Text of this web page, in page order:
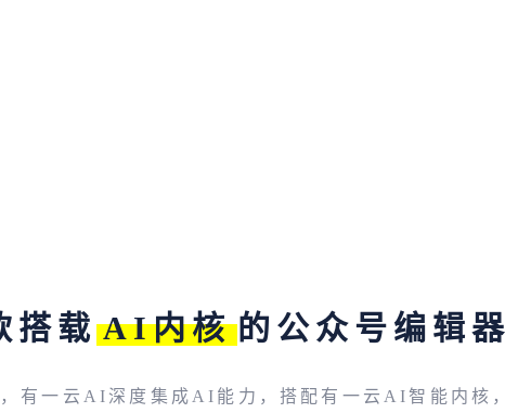
搭载 AI内核 的公众号编辑器
有一云AI深度集成AI能力，搭配有一云AI智能内核